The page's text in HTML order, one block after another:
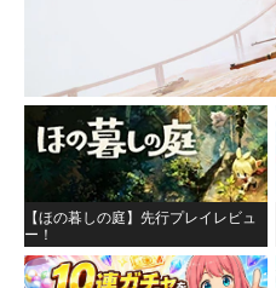
【ほの暮しの庭】先行プレイレビュ
ー！